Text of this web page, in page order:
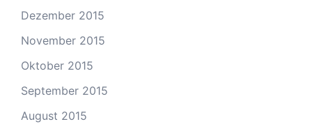
Dezember 2015
November 2015
Oktober 2015
September 2015
August 2015